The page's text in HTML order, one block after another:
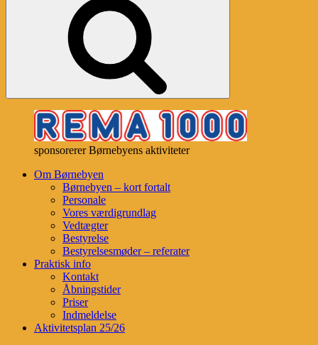
sponsorerer Børnebyens aktiviteter
Om Børnebyen
Børnebyen – kort fortalt
Personale
Vores værdigrundlag
Vedtægter
Bestyrelse
Bestyrelsesmøder – referater
Praktisk info
Kontakt
Åbningstider
Priser
Indmeldelse
Aktivitetsplan 25/26